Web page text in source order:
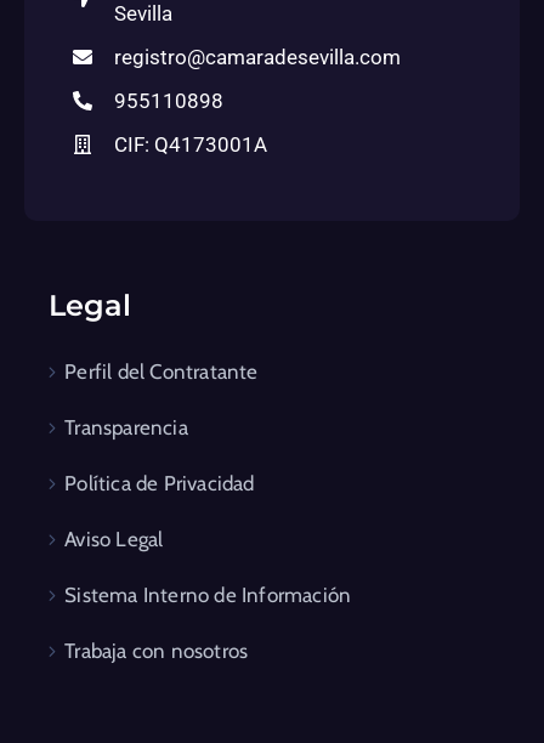
Sevilla
registro@camaradesevilla.com
955110898
CIF: Q4173001A
Legal
Perfil del Contratante
Transparencia
Política de Privacidad
Aviso Legal
Sistema Interno de Información
Trabaja con nosotros